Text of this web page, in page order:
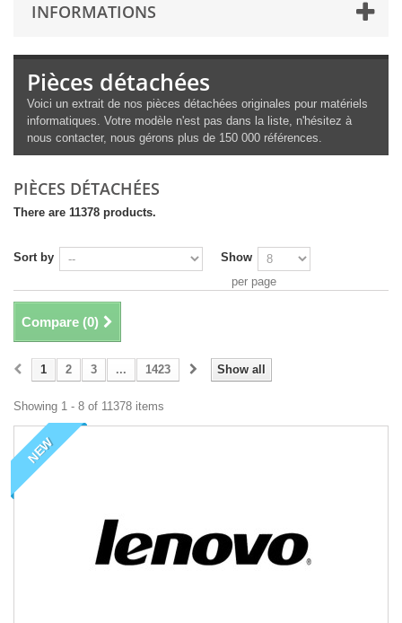
INFORMATIONS
Pièces détachées
Voici un extrait de nos pièces détachées originales pour matériels
informatiques. Votre modèle n'est pas dans la liste, n'hésitez à
nous contacter, nous gérons plus de 150 000 références.
PIÈCES DÉTACHÉES
There are 11378 products.
Sort by
Show
per page
Compare (0)
Show all
1 2 3 ... 1423
Showing 1 - 8 of 11378 items
NEW